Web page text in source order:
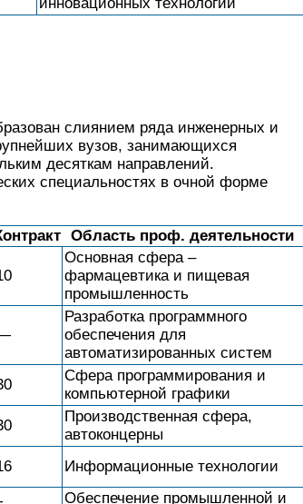
слиянием ряда инженерных и
вузов, занимающихся
десяткам направлений.
специальностях в очной форме
Область проф. деятельности
Основная сфера –
фармацевтика и пищевая
промышленность
Разработка программного
обеспечения для
автоматизированных систем
Сфера программирования и
компьютерной графики
Производственная сфера,
автоконцерны
Информационные технологии
Обеспечение промышленной и